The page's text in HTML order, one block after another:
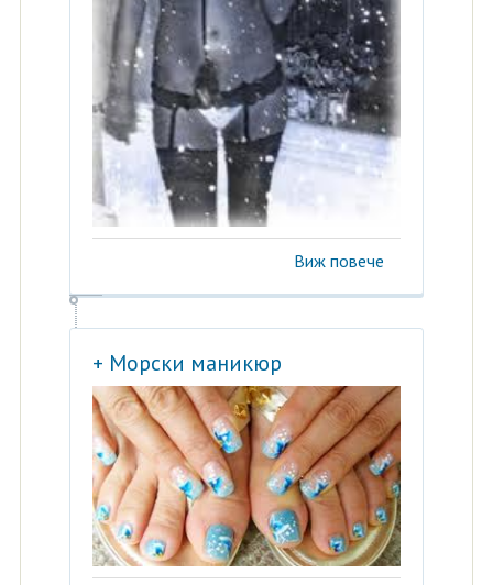
Виж повече
+ Морски маникюр